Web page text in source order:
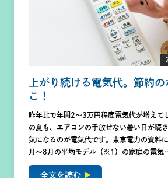
上がり続ける電気代。節約
こ！
昨年比で年間2〜3万円程度電気代が増え
の夏も、エアコンの手放せない暑い日が続
気になるのが電気代です。東京電力の資料
月～8月の平均モデル（※1）の家庭の電気
全文を読む